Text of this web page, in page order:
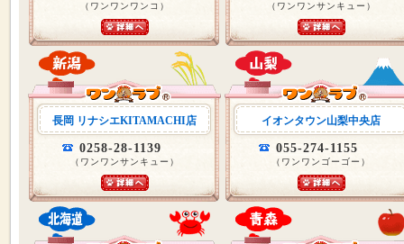
（ワンワンワンコ） （ワンワンサンキュー）
長岡 リナシエKITAMACHI店
0258-28-1139
（ワンワンサンキュー）
イオンタウン山梨中央店
055-274-1155
（ワンワンゴーゴー）